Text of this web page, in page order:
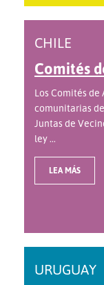
CHILE
Comités
Los Comités
comunitarias
Juntas de
ley ...
LEA MÁS
URUGUAY